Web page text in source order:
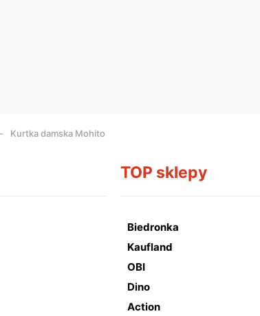
Kurtka damska Mohito
TOP sklepy
Biedronka
Kaufland
OBI
Dino
Action